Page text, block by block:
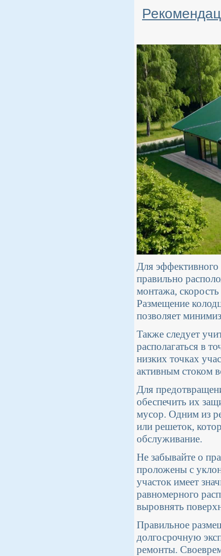
Для
правильно
монтажа,
Размещение
позволяет
Также следует
располагаться в
низких точках
активным стоком
Для
обеспечить их
мусор. Одним из
или решеток,
обслуживание.
Не забывайте о
проложены с
участок имеет
равномерного
выровнять
Правильное
долгосрочную
ремонты.